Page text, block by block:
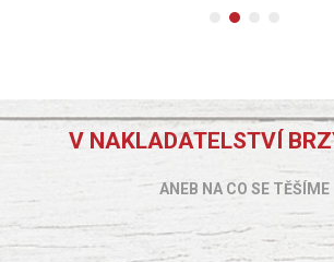
V NAKLADATELSTVÍ
ANEB NA CO SE TĚŠÍME